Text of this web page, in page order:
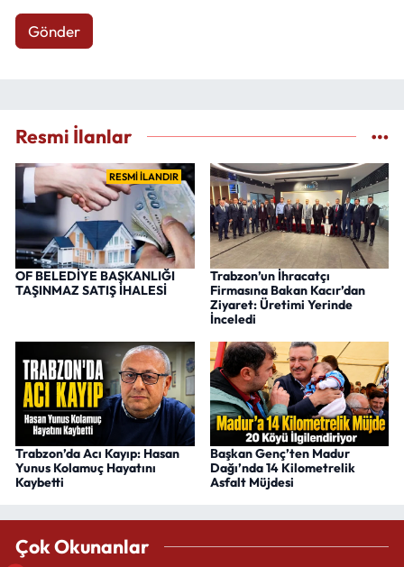
Gönder
Resmi İlanlar
RESMİ İLANDIR
OF BELEDİYE BAŞKANLIĞI
TAŞINMAZ SATIŞ İHALESİ
Trabzon’un İhracatçı
Firmasına Bakan Kacır’dan
Ziyaret: Üretimi Yerinde
İnceledi
Trabzon’da Acı Kayıp: Hasan
Yunus Kolamuç Hayatını
Kaybetti
Başkan Genç’ten Madur
Dağı’nda 14 Kilometrelik
Asfalt Müjdesi
Çok Okunanlar